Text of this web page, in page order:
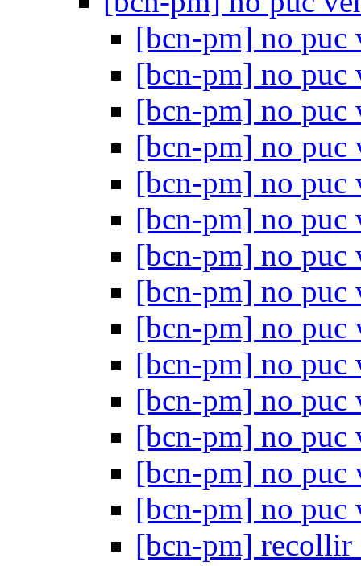
[bcn-pm] no
[bcn-pm] no
[bcn-pm] no
[bcn-pm] no
[bcn-pm] no
[bcn-pm] no
[bcn-pm] no
[bcn-pm] no
[bcn-pm] no
[bcn-pm] no
[bcn-pm] no
[bcn-pm] no
[bcn-pm] no
[bcn-pm] no
[bcn-pm]